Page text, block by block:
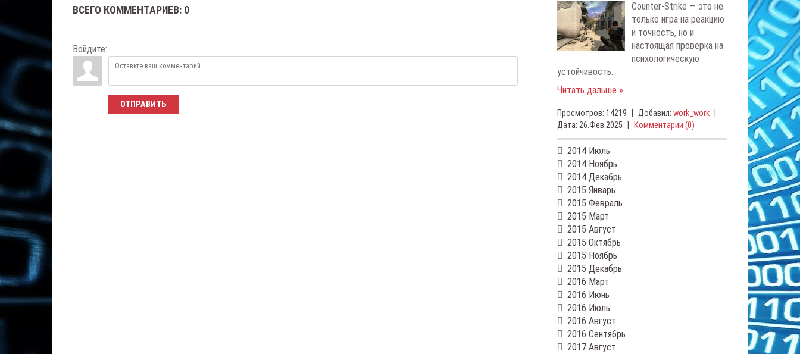
ВСЕГО КОММЕНТАРИЕВ: 0
Войдите:
ОТПРАВИТЬ
Counter-Strike — это не
только игра на реакцию
и точность, но и
настоящая проверка на
психологическую
устойчивость.
Читать дальше »
Просмотров: 14219 Добавил: work_work
Дата: 26.Фев.2025 Комментарии (0)
2014 Июль
2014 Ноябрь
2014 Декабрь
2015 Январь
2015 Февраль
2015 Март
2015 Август
2015 Октябрь
2015 Ноябрь
2015 Декабрь
2016 Март
2016 Июнь
2016 Июль
2016 Август
2016 Сентябрь
2017 Август